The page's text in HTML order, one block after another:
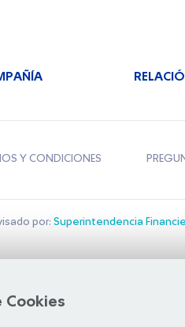
Cookies
Y CONDICIONES
por: Superintendencia